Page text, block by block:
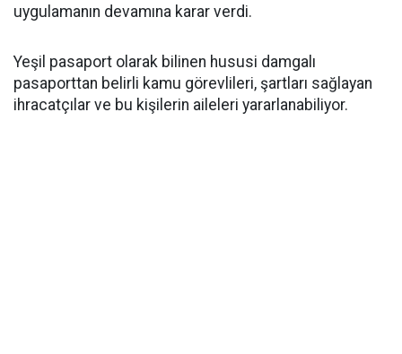
uygulamanın devamına karar verdi.
Yeşil pasaport olarak bilinen hususi damgalı
pasaporttan belirli kamu görevlileri, şartları sağlayan
ihracatçılar ve bu kişilerin aileleri yararlanabiliyor.